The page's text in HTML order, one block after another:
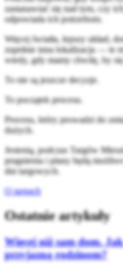
zastanawiać się nad tym, czy
odpowiada ich potrzebom.
Więcej światła, lepszy układ,
zupełnie inna lokalizacja — te
wtedy, gdy mamy chwilę, by się
To nie są jeszcze decyzje.
To początek procesu.
Procesu, który prowadzi do
dużych.
Jesienią, podczas Targów
pragnienia i plany będą
dni targowych.
O targach
Ostatnie artykuły
Więcej niż sam dom.
przyjazną rodzinom?